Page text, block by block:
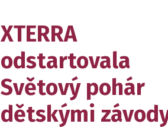
XTERRA
odstartovala
Světový pohár
dětskými